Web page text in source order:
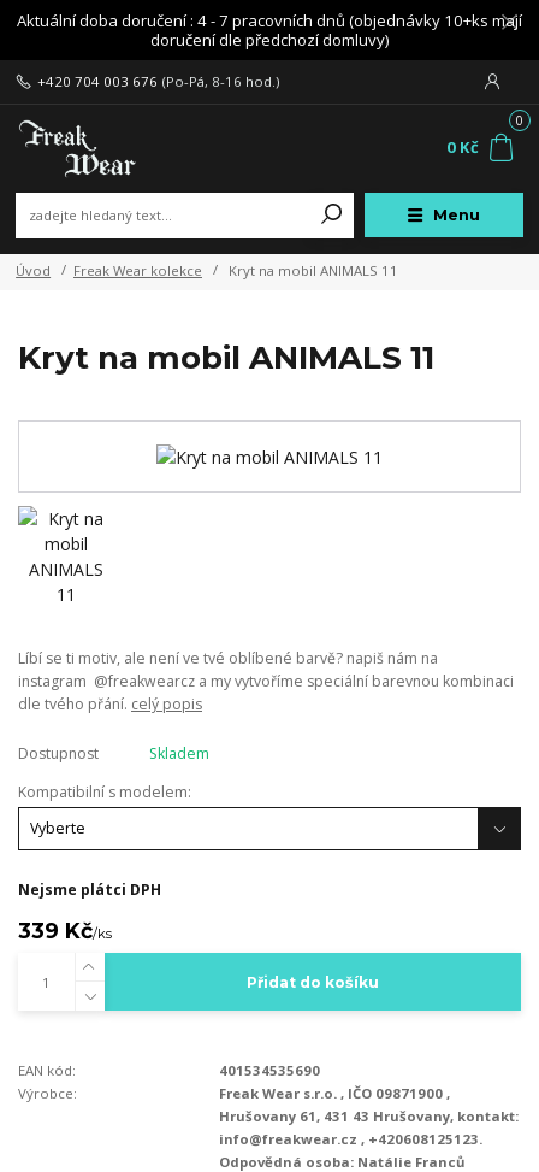
Aktuální doba doručení : 4 - 7 pracovních dnů (objednávky 10+ks mají
doručení dle předchozí domluvy)
Menu
+420 704 003 676 (Po-Pá, 8-16 hod.)
0
0 Kč
Úvod Freak Wear kolekce Kryt na mobil ANIMALS 11
Kryt na mobil ANIMALS 11
Líbí se ti motiv, ale není ve tvé oblíbené barvě? napiš nám na
instagram @freakwearcz a my vytvoříme speciální barevnou kombinaci
dle tvého přání. celý popis
Dostupnost
Skladem
Kompatibilní s modelem:
Nejsme plátci DPH
339 Kč/ks
Přidat do košíku
EAN kód:
401534535690
Výrobce:
Freak Wear s.r.o. , IČO 09871900 ,
Hrušovany 61, 431 43 Hrušovany, kontakt:
info@freakwear.cz , +420608125123.
Odpovědná osoba: Natálie Franců